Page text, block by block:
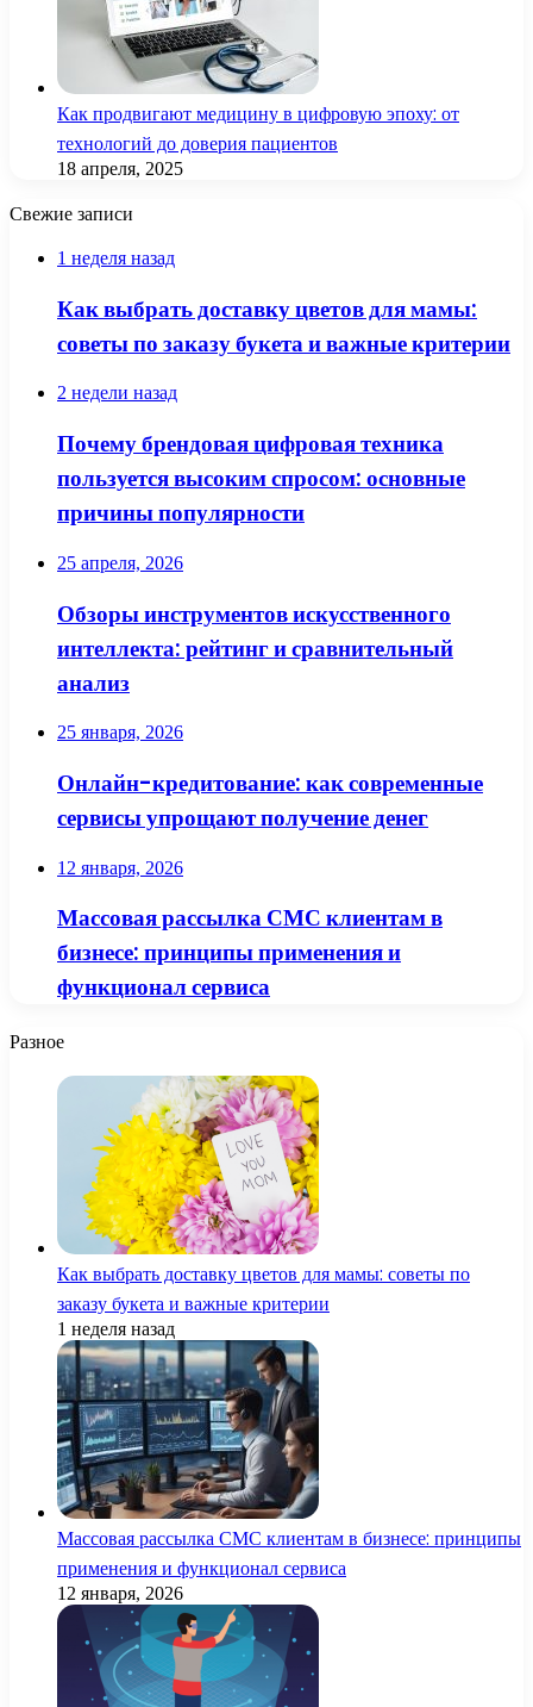
Как продвигают медицину в цифровую эпоху: от
технологий до доверия пациентов
18 апреля, 2025
Свежие записи
1 неделя назад
Как выбрать доставку цветов для мамы:
советы по заказу букета и важные критерии
2 недели назад
Почему брендовая цифровая техника
пользуется высоким спросом: основные
причины популярности
25 апреля, 2026
Обзоры инструментов искусственного
интеллекта: рейтинг и сравнительный
анализ
25 января, 2026
Онлайн-кредитование: как современные
сервисы упрощают получение денег
12 января, 2026
Массовая рассылка СМС клиентам в
бизнесе: принципы применения и
функционал сервиса
Разное
Как выбрать доставку цветов для мамы: советы по
заказу букета и важные критерии
1 неделя назад
Массовая рассылка СМС клиентам в бизнесе: принципы
применения и функционал сервиса
12 января, 2026